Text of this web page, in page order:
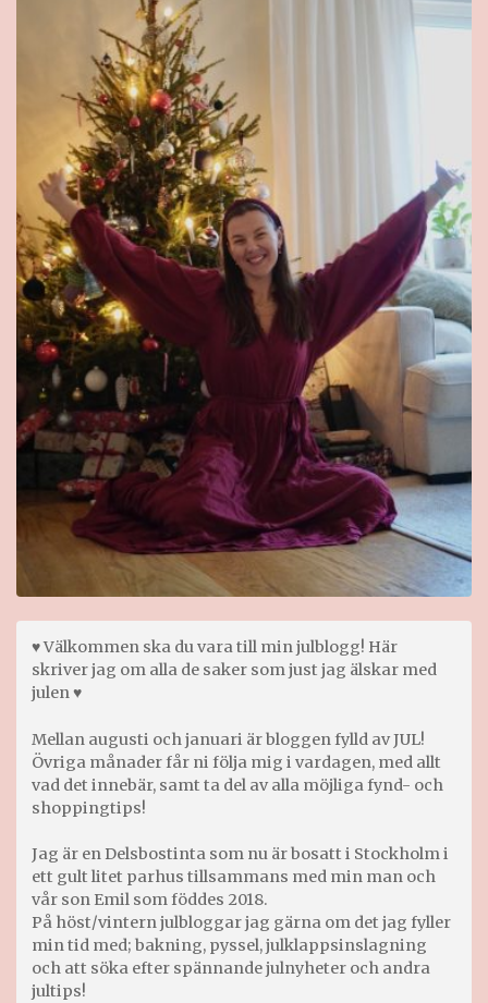
♥ Välkommen ska du vara till min julblogg! Här
skriver jag om alla de saker som just jag älskar med
julen ♥
Mellan augusti och januari är bloggen fylld av JUL!
Övriga månader får ni följa mig i vardagen, med allt
vad det innebär, samt ta del av alla möjliga fynd- och
shoppingtips!
Jag är en Delsbostinta som nu är bosatt i Stockholm i
ett gult litet parhus tillsammans med min man och
vår son Emil som föddes 2018.
På höst/vintern julbloggar jag gärna om det jag fyller
min tid med; bakning, pyssel, julklappsinslagning
och att söka efter spännande julnyheter och andra
jultips!